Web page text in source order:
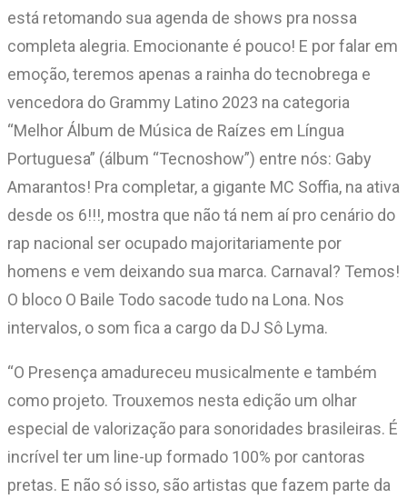
está retomando sua agenda de shows pra nossa
completa alegria. Emocionante é pouco! E por falar em
emoção, teremos apenas a rainha do tecnobrega e
vencedora do Grammy Latino 2023 na categoria
“Melhor Álbum de Música de Raízes em Língua
Portuguesa” (álbum “Tecnoshow”) entre nós: Gaby
Amarantos! Pra completar, a gigante MC Soffia, na ativa
desde os 6!!!, mostra que não tá nem aí pro cenário do
rap nacional ser ocupado majoritariamente por
homens e vem deixando sua marca. Carnaval? Temos!
O bloco O Baile Todo sacode tudo na Lona. Nos
intervalos, o som fica a cargo da DJ Sô Lyma.
“O Presença amadureceu musicalmente e também
como projeto. Trouxemos nesta edição um olhar
especial de valorização para sonoridades brasileiras. É
incrível ter um line-up formado 100% por cantoras
pretas. E não só isso, são artistas que fazem parte da